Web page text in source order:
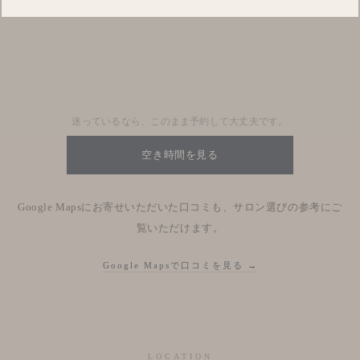
迷っているなら、このまま予約して大丈夫です。
空き時間を見る
Google Mapsにお寄せいただいた口コミも、サロン選びの参考にご
覧いただけます。
Google Mapsで口コミを見る →
LOCATION